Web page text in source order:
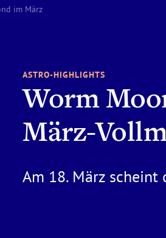
im März
ASTRO-HIGHLIGHTS
Worm
März-
Am 18. März scheint